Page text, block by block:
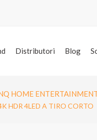
Distributori Blog
HOME
HDR 4LED A TIRO CORTO